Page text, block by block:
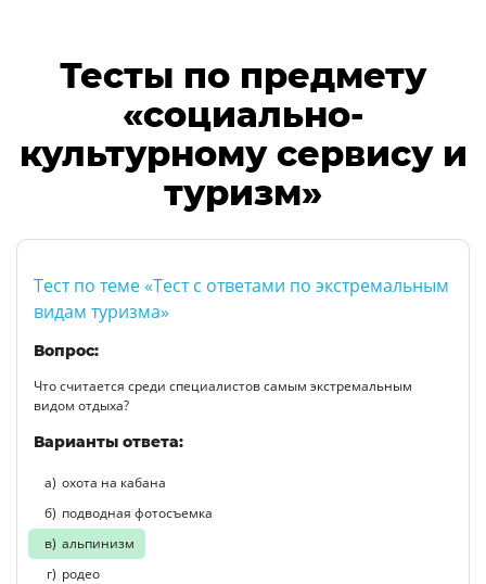
Тесты по предмету
«социально-
культурному сервису и
туризм»
Тест по теме «Тест с ответами по экстремальным
видам туризма»
Вопрос:
Что считается среди специалистов самым экстремальным
видом отдыха?
Варианты ответа:
охота на кабана
подводная фотосъемка
альпинизм
родео